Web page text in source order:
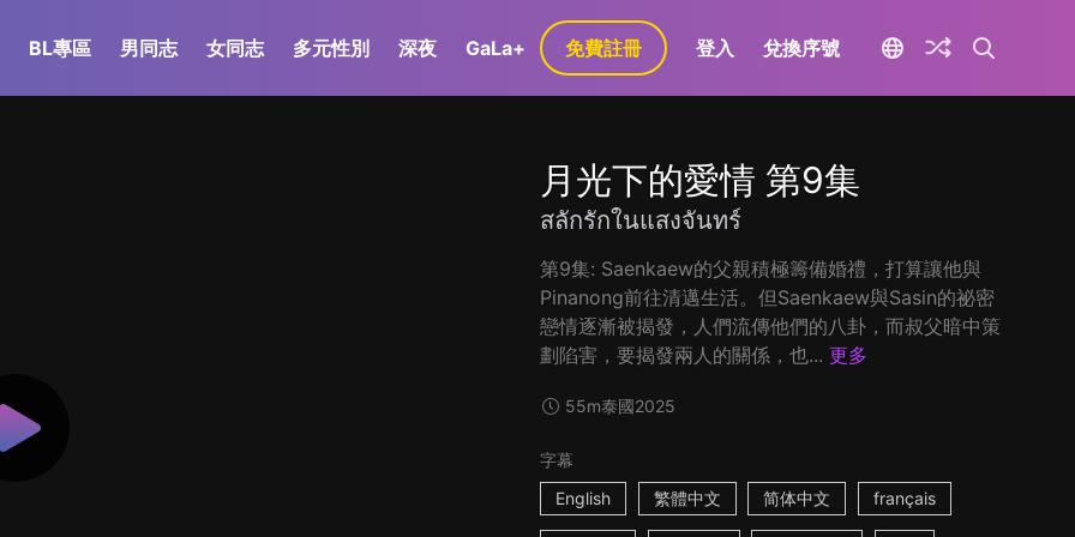
BL專區 男同志 女同志 多元性別 深夜 GaLa+ 免費註冊 登入 兌換序號
月光下的愛情 第9集
สลักรักในแสงจันทร์
第9集: Saenkaew的父親積極籌備婚禮，打算讓他與
Pinanong前往清邁生活。但Saenkaew與Sasin的祕密
戀情逐漸被揭發，人們流傳他們的八卦，而叔父暗中策
劃陷害，要揭發兩人的關係，也... 更多
55m泰國2025
字幕
English
繁體中文 简体中文 français